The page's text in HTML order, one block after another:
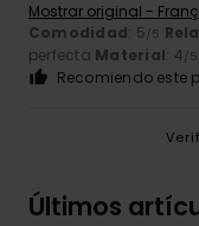
Mostrar original -
Comodidad: 5/5
perfecta Material: 4/5
Recomiendo este
Últimos